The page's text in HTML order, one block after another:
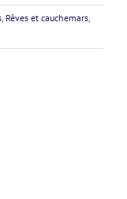
Rêves et cauchemars